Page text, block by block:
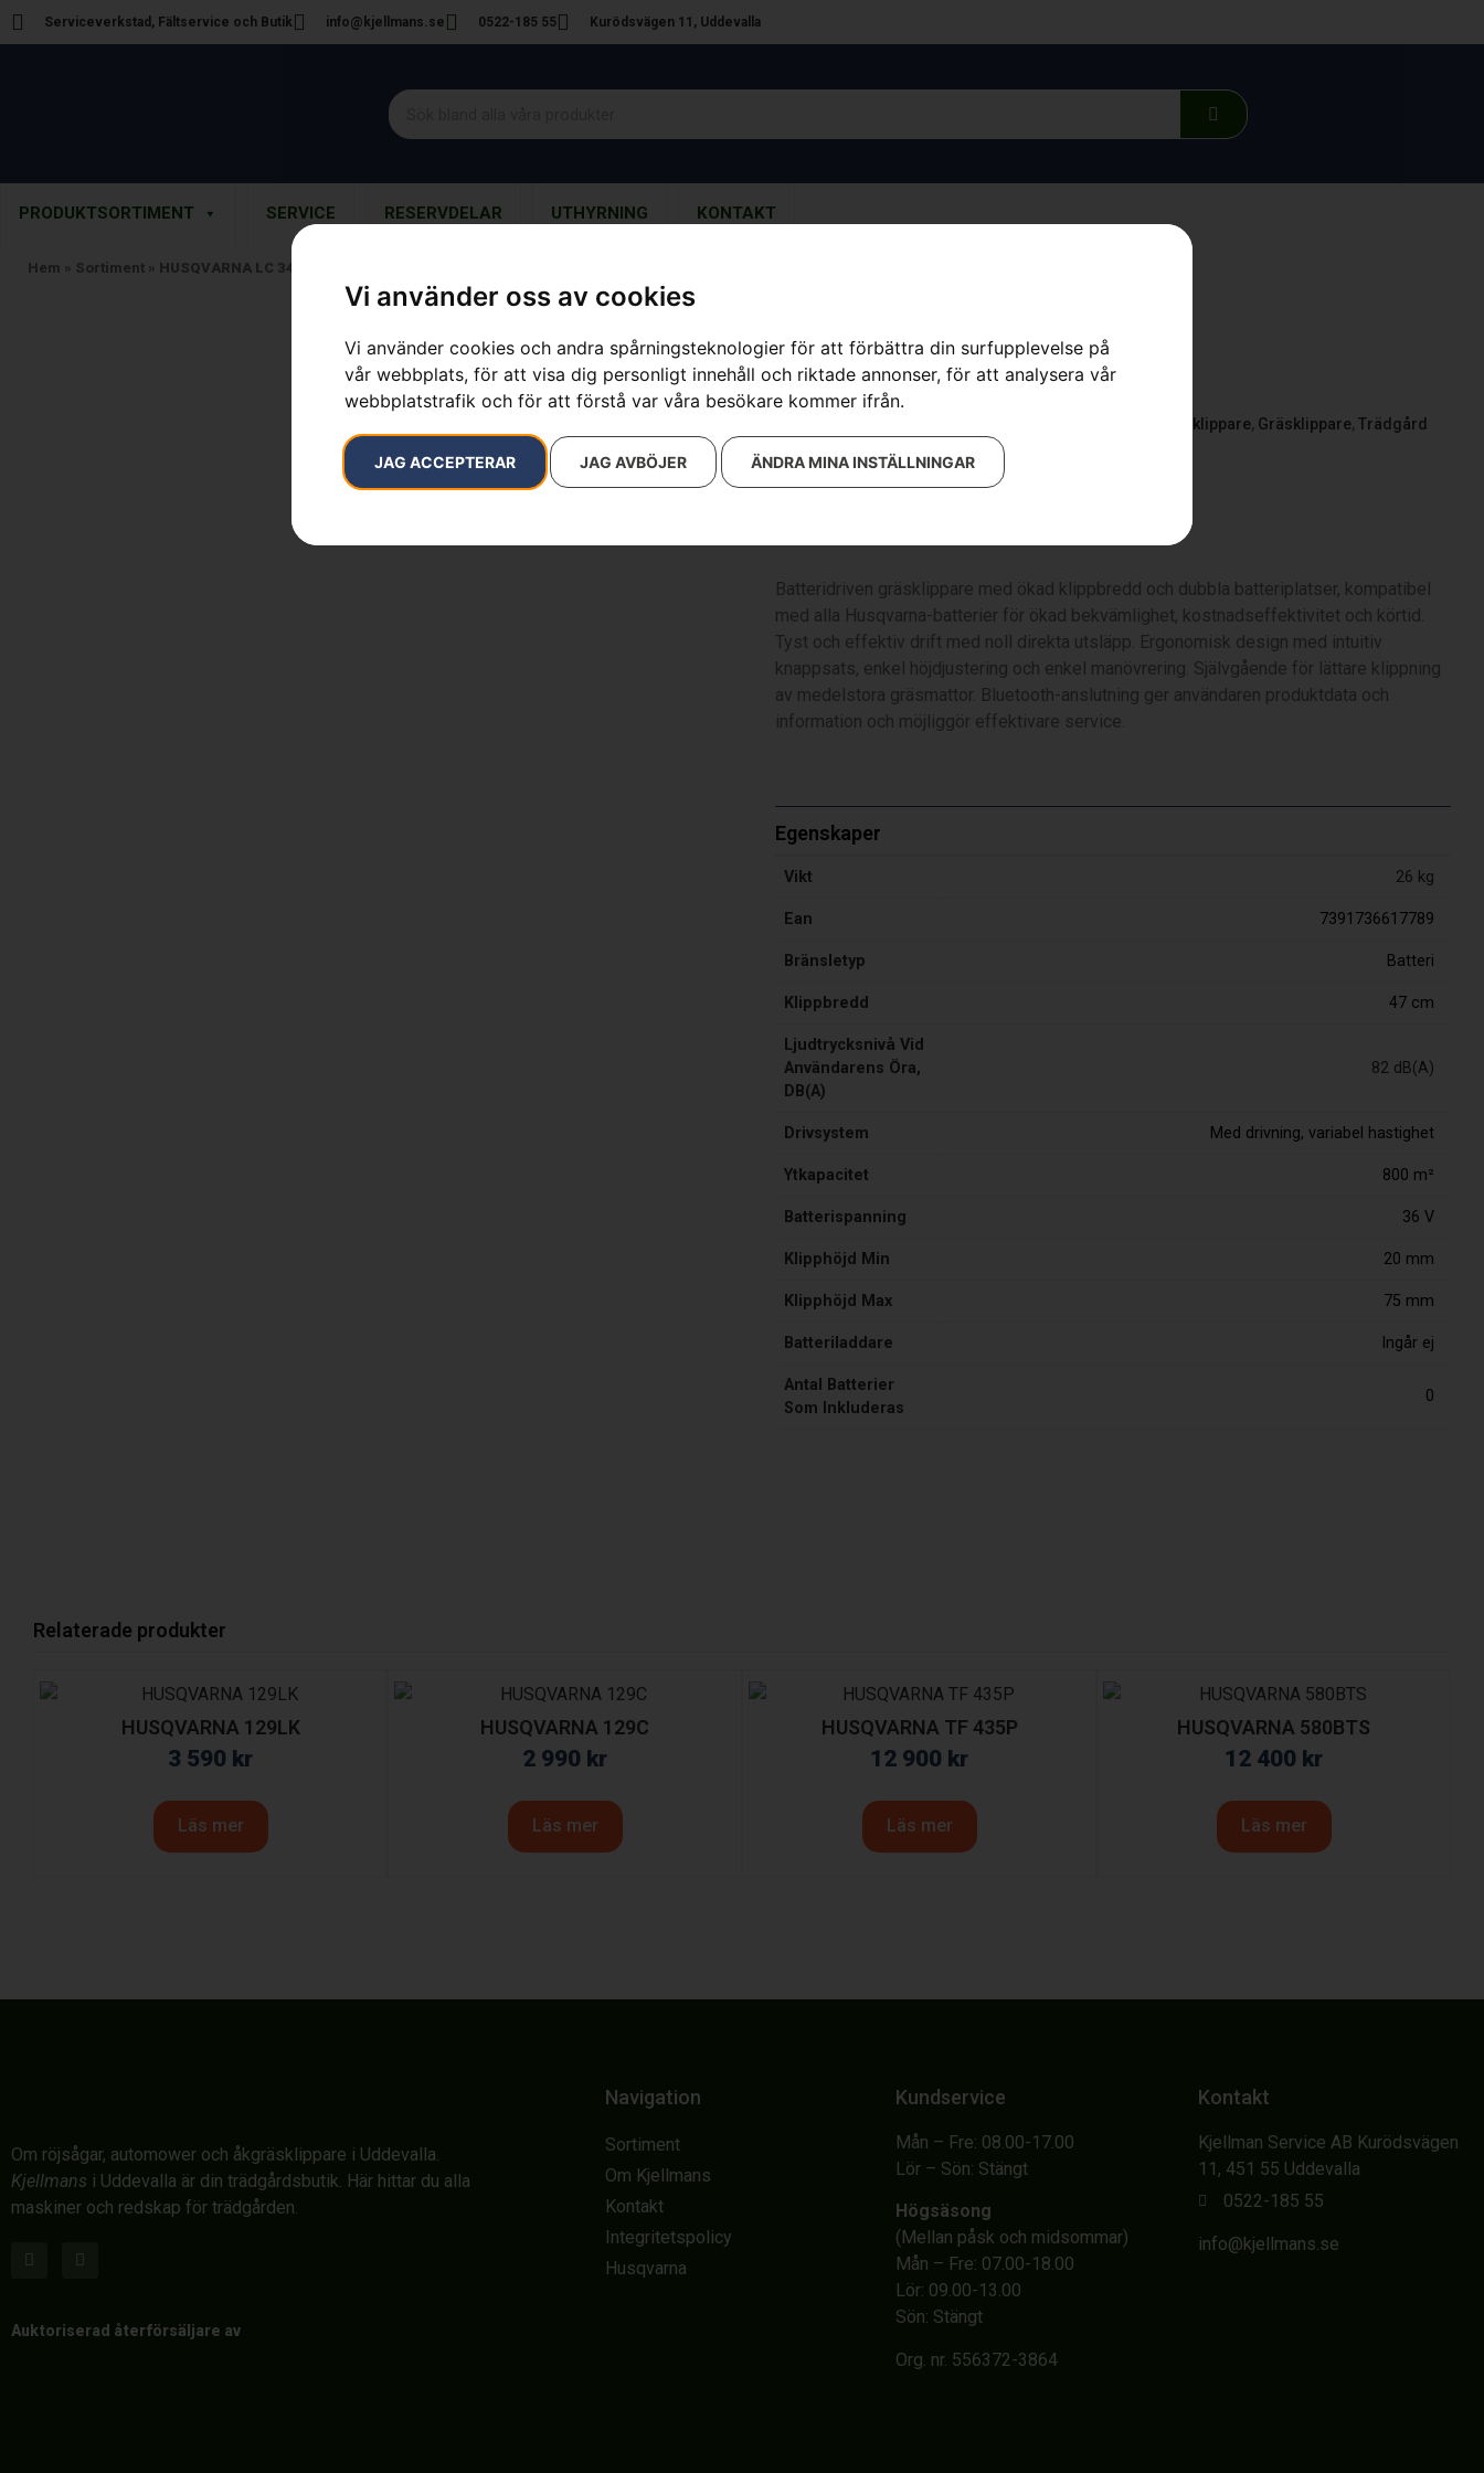
Vi använder oss av cookies
Vi använder cookies och andra spårningsteknologier för att förbättra din surfupplevelse på
vår webbplats, för att visa dig personligt innehåll och riktade annonser, för att analysera vår
webbplatstrafik och för att förstå var våra besökare kommer ifrån.
JAG ACCEPTERAR JAG AVBÖJER ÄNDRA MINA INSTÄLLNINGAR
Serviceverkstad, Fältservice och Butik info@kjellmans.se 0522-185 55 Kurödsvägen 11, Uddevalla
PRODUKTSORTIMENT SERVICE RESERVDELAR UTHYRNING KONTAKT
Hem » Sortiment » HUSQVARNA LC 347iVX
HUSQVARNA LC 347iVX
Artikelnummer:967862301
Batteridrivna Gräsklippare, Gräsklippare, Trädgård
9 790kr
Batteridriven gräsklippare med ökad klippbredd och dubbla batteriplatser, kompatibel
med alla Husqvarna-batterier för ökad bekvämlighet, kostnadseffektivitet och körtid.
Tyst och effektiv drift med noll direkta utsläpp. Ergonomisk design med intuitiv
knappsats, enkel höjdjustering och enkel manövrering. Självgående för lättare klippning
av medelstora gräsmattor. Bluetooth-anslutning ger användaren produktdata och
information och möjliggör effektivare service.
Egenskaper
Vikt 26 kg
Ean 7391736617789
Bränsletyp Batteri
Klippbredd 47 cm
Ljudtrycksnivå Vid
Användarens Öra,
DB(A)
82 dB(A)
Drivsystem Med drivning, variabel hastighet
Ytkapacitet 800 m²
Batterispanning 36 V
Klipphöjd Min 20 mm
Klipphöjd Max 75 mm
Batteriladdare Ingår ej
Antal Batterier
Som Inkluderas
0
Relaterade produkter
HUSQVARNA 129LK
3 590 kr
Läs mer
HUSQVARNA 129C
2 990 kr
Läs mer
HUSQVARNA TF 435P
12 900 kr
Läs mer
HUSQVARNA 580BTS
12 400 kr
Läs mer
Om röjsågar, automower och åkgräsklippare i Uddevalla.
Kjellmans i Uddevalla är din trädgårdsbutik. Här hittar du alla
maskiner och redskap för trädgården.
Auktoriserad återförsäljare av
Navigation
Sortiment
Om Kjellmans
Kontakt
Integritetspolicy
Husqvarna
Kundservice
Mån – Fre: 08.00-17.00
Lör – Sön: Stängt
Högsäsong
(Mellan påsk och midsommar)
Mån – Fre: 07.00-18.00
Lör: 09.00-13.00
Sön: Stängt
Org. nr. 556372-3864
Kontakt
Kjellman Service AB Kurödsvägen
11, 451 55 Uddevalla
0522-185 55
info@kjellmans.se